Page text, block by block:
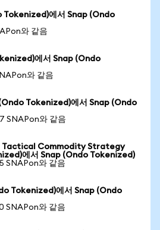
Tokenized)에서 Snap (Ondo
와 같음
에서 Snap (Ondo
와 같음
Tokenized)에서 Snap (Ondo
SNAPon와 같음
Tactical Commodity Strategy
에서 Snap (Ondo Tokenized)
SNAPon와 같음
Tokenized)에서 Snap (Ondo
SNAPon와 같음